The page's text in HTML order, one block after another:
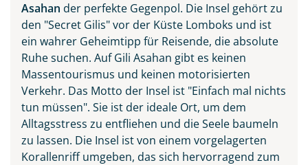
Asahan der perfekte Gegenpol. Die Insel gehört zu
den "Secret Gilis" vor der Küste Lomboks und ist
ein wahrer Geheimtipp für Reisende, die absolute
Ruhe suchen. Auf Gili Asahan gibt es keinen
Massentourismus und keinen motorisierten
Verkehr. Das Motto der Insel ist "Einfach mal nichts
tun müssen". Sie ist der ideale Ort, um dem
Alltagsstress zu entfliehen und die Seele baumeln
zu lassen. Die Insel ist von einem vorgelagerten
Korallenriff umgeben, das sich hervorragend zum